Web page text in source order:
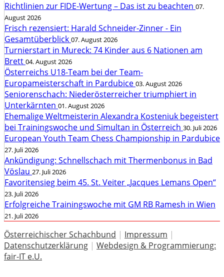
Richtlinien zur FIDE-Wertung – Das ist zu beachten 07.
August 2026
Frisch rezensiert: Harald Schneider-Zinner - Ein
Gesamtüberblick 07. August 2026
Turnierstart in Mureck: 74 Kinder aus 6 Nationen am
Brett 04. August 2026
Österreichs U18-Team bei der Team-
Europameisterschaft in Pardubice 03. August 2026
Seniorenschach: Niederösterreicher triumphiert in
Unterkärnten 01. August 2026
Ehemalige Weltmeisterin Alexandra Kosteniuk begeistert
bei Trainingswoche und Simultan in Österreich 30. Juli 2026
European Youth Team Chess Championship in Pardubice
27. Juli 2026
Ankündigung: Schnellschach mit Thermenbonus in Bad
Vöslau 27. Juli 2026
Favoritensieg beim 45. St. Veiter „Jacques Lemans Open“
23. Juli 2026
Erfolgreiche Trainingswoche mit GM RB Ramesh in Wien
21. Juli 2026
Österreichischer Schachbund | Impressum |
Datenschutzerklärung | Webdesign & Programmierung:
fair-IT e.U.